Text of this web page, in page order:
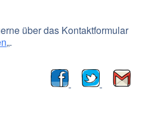
über das Kontaktformular
„.